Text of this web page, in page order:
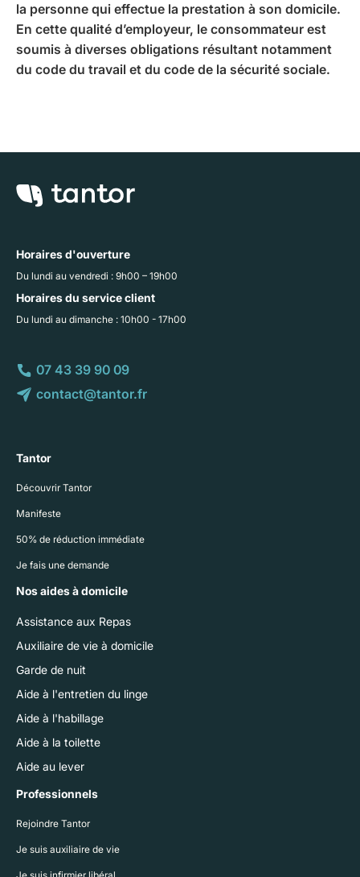
la personne qui effectue la prestation à son domicile.
En cette qualité d’employeur, le consommateur est
soumis à diverses obligations résultant notamment
du code du travail et du code de la sécurité sociale.
Horaires d'ouverture
Du lundi au vendredi : 9h00 – 19h00
Horaires du service client
Du lundi au dimanche : 10h00 - 17h00
07 43 39 90 09
contact@tantor.fr
Tantor
Découvrir Tantor
Manifeste
50% de réduction immédiate
Je fais une demande
Nos aides à domicile
Assistance aux Repas
Auxiliaire de vie à domicile
Garde de nuit
Aide à l'entretien du linge
Aide à l'habillage
Aide à la toilette
Aide au lever
Professionnels
Rejoindre Tantor
Je suis auxiliaire de vie